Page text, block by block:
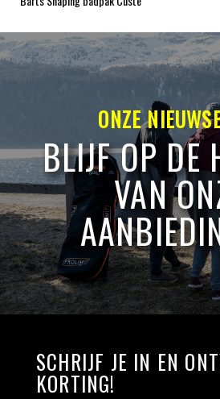
ONZE
BLIJF OP DE
VAN
SCHRIJF JE IN EN
KORTING!